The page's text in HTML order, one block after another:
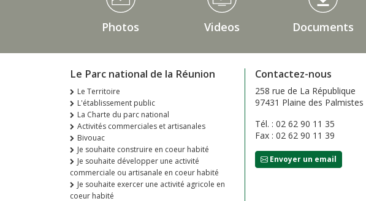
Photos Videos Documents
Le Parc national de la Réunion
Le Territoire
L'établissement public
La Charte du parc national
Activités commerciales et artisanales
Bivouac
Je souhaite construire en coeur habité
Je souhaite développer une activité
commerciale ou artisanale en coeur habité
Je souhaite exercer une activité agricole en
coeur habité
Contactez-nous
258 rue de La République
97431 Plaine des Palmistes
Tél. : 02 62 90 11 35
Fax : 02 62 90 11 39
Envoyer un email